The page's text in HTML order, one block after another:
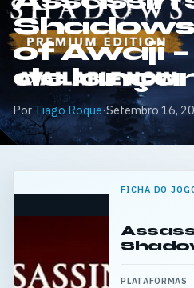
of Awaji
de
PorTiago Roque·Setembro 16,
FICHA DO
PLATAFORMAS